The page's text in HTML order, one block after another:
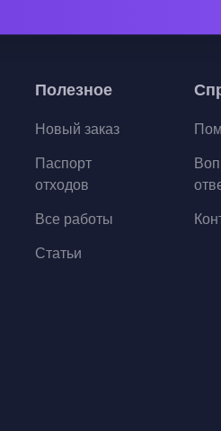
Полезное
Новый заказ
Паспорт
отходов
Все работы
Статьи